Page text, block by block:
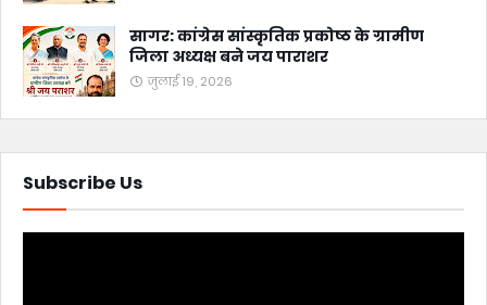
सागर: कांग्रेस सांस्कृतिक प्रकोष्ठ के ग्रामीण
जिला अध्यक्ष बने जय पाराशर
जुलाई 19, 2026
Subscribe Us